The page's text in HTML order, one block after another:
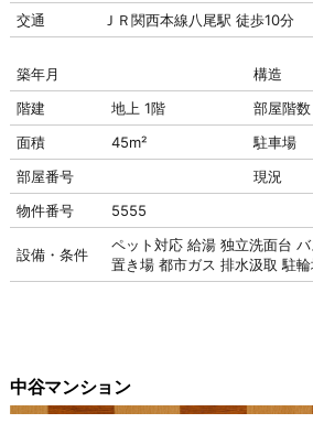
交通
ＪＲ関西本線八尾駅 徒歩10分
築年月 構造
階建
地上 1階 部屋階数
面積
45m² 駐車場
部屋番号
現況
物件番号
5555
設備・条件
ペット対応 給湯 独立洗面台
置き場 都市ガス 排水汲取 駐
中谷マンション